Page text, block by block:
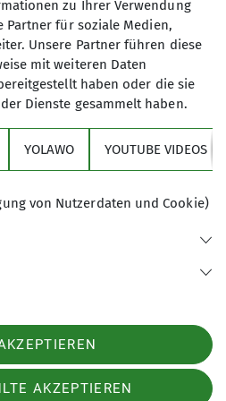
Absenden
zu Ihrer Verwendung
Partner für soziale Medien,
Unsere Partner führen diese
mit weiteren Daten
haben oder die sie
Dienste gesammelt haben.
YOLAWO YOUTUBE VIDEOS
von Nutzerdaten und Cookie)
AKZEPTIEREN